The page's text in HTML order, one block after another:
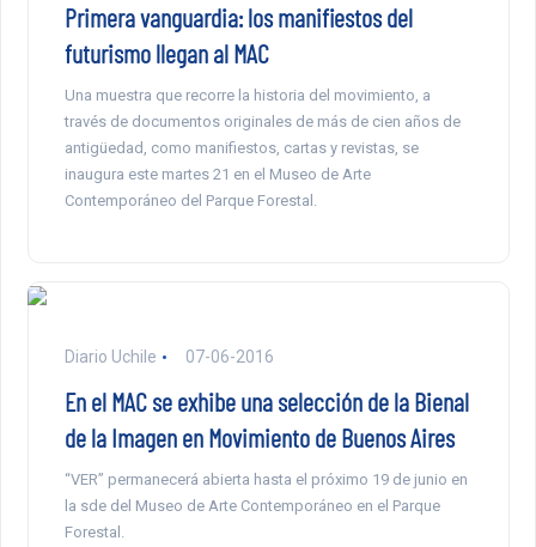
Primera vanguardia: los manifiestos del
futurismo llegan al MAC
Una muestra que recorre la historia del movimiento, a
través de documentos originales de más de cien años de
antigüedad, como manifiestos, cartas y revistas, se
inaugura este martes 21 en el Museo de Arte
Contemporáneo del Parque Forestal.
Diario Uchile 07-06-2016
En el MAC se exhibe una selección de la Bienal
de la Imagen en Movimiento de Buenos Aires
“VER” permanecerá abierta hasta el próximo 19 de junio en
la sde del Museo de Arte Contemporáneo en el Parque
Forestal.